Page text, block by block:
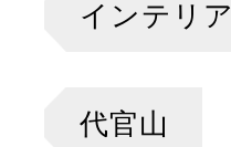
インテリア
代官山